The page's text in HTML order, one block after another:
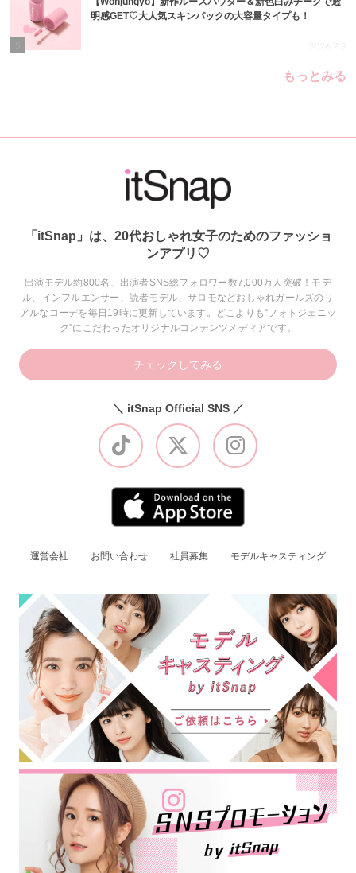
明感GET♡大人気スキンパックの大容量タイプも！
2026.7.9
もっとみる
「itSnap」は、20代おしゃれ女子のためのファッショ
ンアプリ♡
出演モデル約800名、出演者SNS総フォロワー数7,000万人突破！モデ
ル、インフルエンサー、読者モデル、サロモなどおしゃれガールズのリ
アルなコーデを毎日19時に更新しています。どこよりも“フォトジェニッ
ク”にこだわったオリジナルコンテンツメディアです。
チェックしてみる
＼ itSnap Official SNS ／
運営会社 お問い合わせ 社員募集 モデルキャスティング